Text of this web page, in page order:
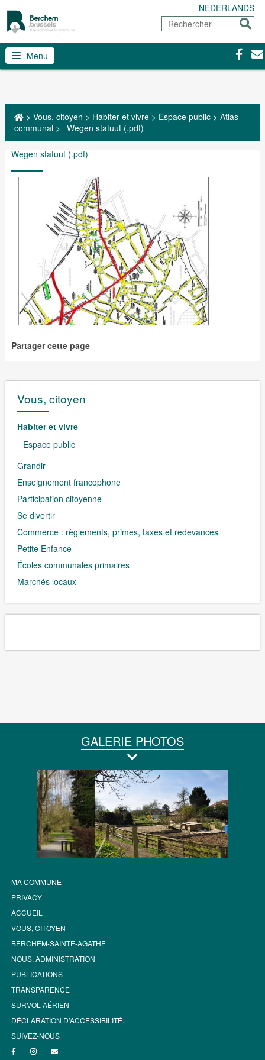
NEDERLANDS
Rechercher
Menu
> Vous, citoyen > Habiter et vivre> Espace public> Atlas
communal> Wegen statuut (.pdf)
Wegen statuut (.pdf)
Partager cette page
Vous, citoyen
Habiter et vivre
Espace public
Grandir
Enseignement francophone
Participation citoyenne
Se divertir
Commerce : règlements, primes, taxes et redevances
Petite Enfance
Écoles communales primaires
Marchés locaux
GALERIE PHOTOS
MA COMMUNE
PRIVACY
ACCUEIL
VOUS, CITOYEN
BERCHEM-SAINTE-AGATHE
NOUS, ADMINISTRATION
PUBLICATIONS
TRANSPARENCE
SURVOL AÉRIEN
DÉCLARATION D’ACCESSIBILITÉ.
SUIVEZ-NOUS